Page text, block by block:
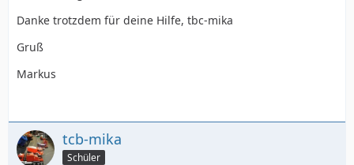
Danke trotzdem für deine Hilfe, tbc-mika
Gruß
Markus
tcb-mika
Schüler